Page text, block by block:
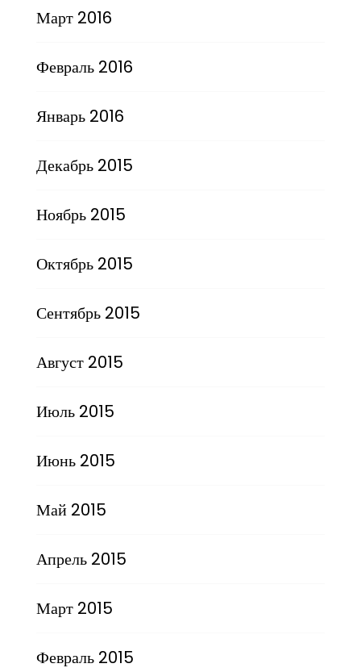
Март 2016
Февраль 2016
Январь 2016
Декабрь 2015
Ноябрь 2015
Октябрь 2015
Сентябрь 2015
Август 2015
Июль 2015
Июнь 2015
Май 2015
Апрель 2015
Март 2015
Февраль 2015